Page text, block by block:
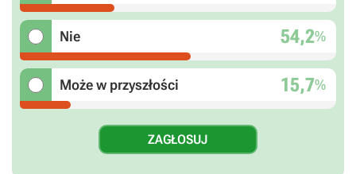
Nie 54,2%
Może w przyszłości 15,7%